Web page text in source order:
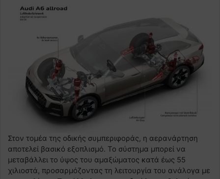
Στον τομέα της οδικής συμπεριφοράς, η αερανάρτηση
αποτελεί βασικό εξοπλισμό. Το σύστημα μπορεί να
μεταβάλλει το ύψος του αμαξώματος κατά έως 55
χιλιοστά, προσαρμόζοντας τη λειτουργία του ανάλογα με